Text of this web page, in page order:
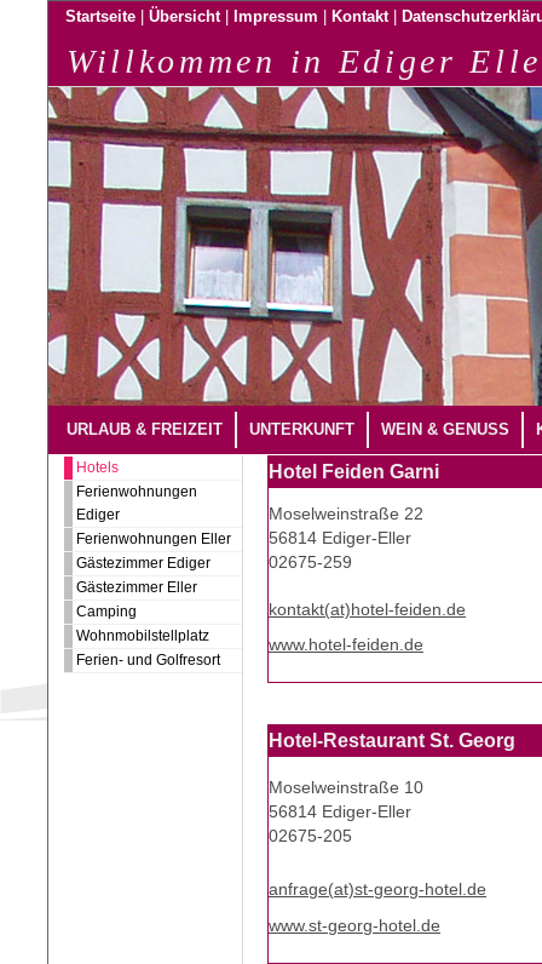
Startseite Übersicht Impressum Kontakt
Willkommen in Ediger
URLAUB & FREIZEIT UNTERKUNFT WEIN & GENUSS
Hotels
Ferienwohnungen
Ediger
Ferienwohnungen Eller
Gästezimmer Ediger
Gästezimmer Eller
Camping
Wohnmobilstellplatz
Ferien- und Golfresort
Hotel Feiden Garni
Moselweinstraße 22
56814 Ediger-Eller
02675-259
kontakt(at)hotel-feiden.de
www.hotel-feiden.de
Hotel-Restaurant St. Georg
Moselweinstraße 10
56814 Ediger-Eller
02675-205
anfrage(at)st-georg-hotel.de
www.st-georg-hotel.de